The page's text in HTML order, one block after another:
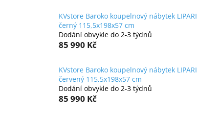
KVstore Baroko koupelnový nábytek LIPARI
černý 115,5x198x57 cm
Dodání obvykle do 2-3 týdnů
85 990 Kč
KVstore Baroko koupelnový nábytek LIPARI
červený 115,5x198x57 cm
Dodání obvykle do 2-3 týdnů
85 990 Kč